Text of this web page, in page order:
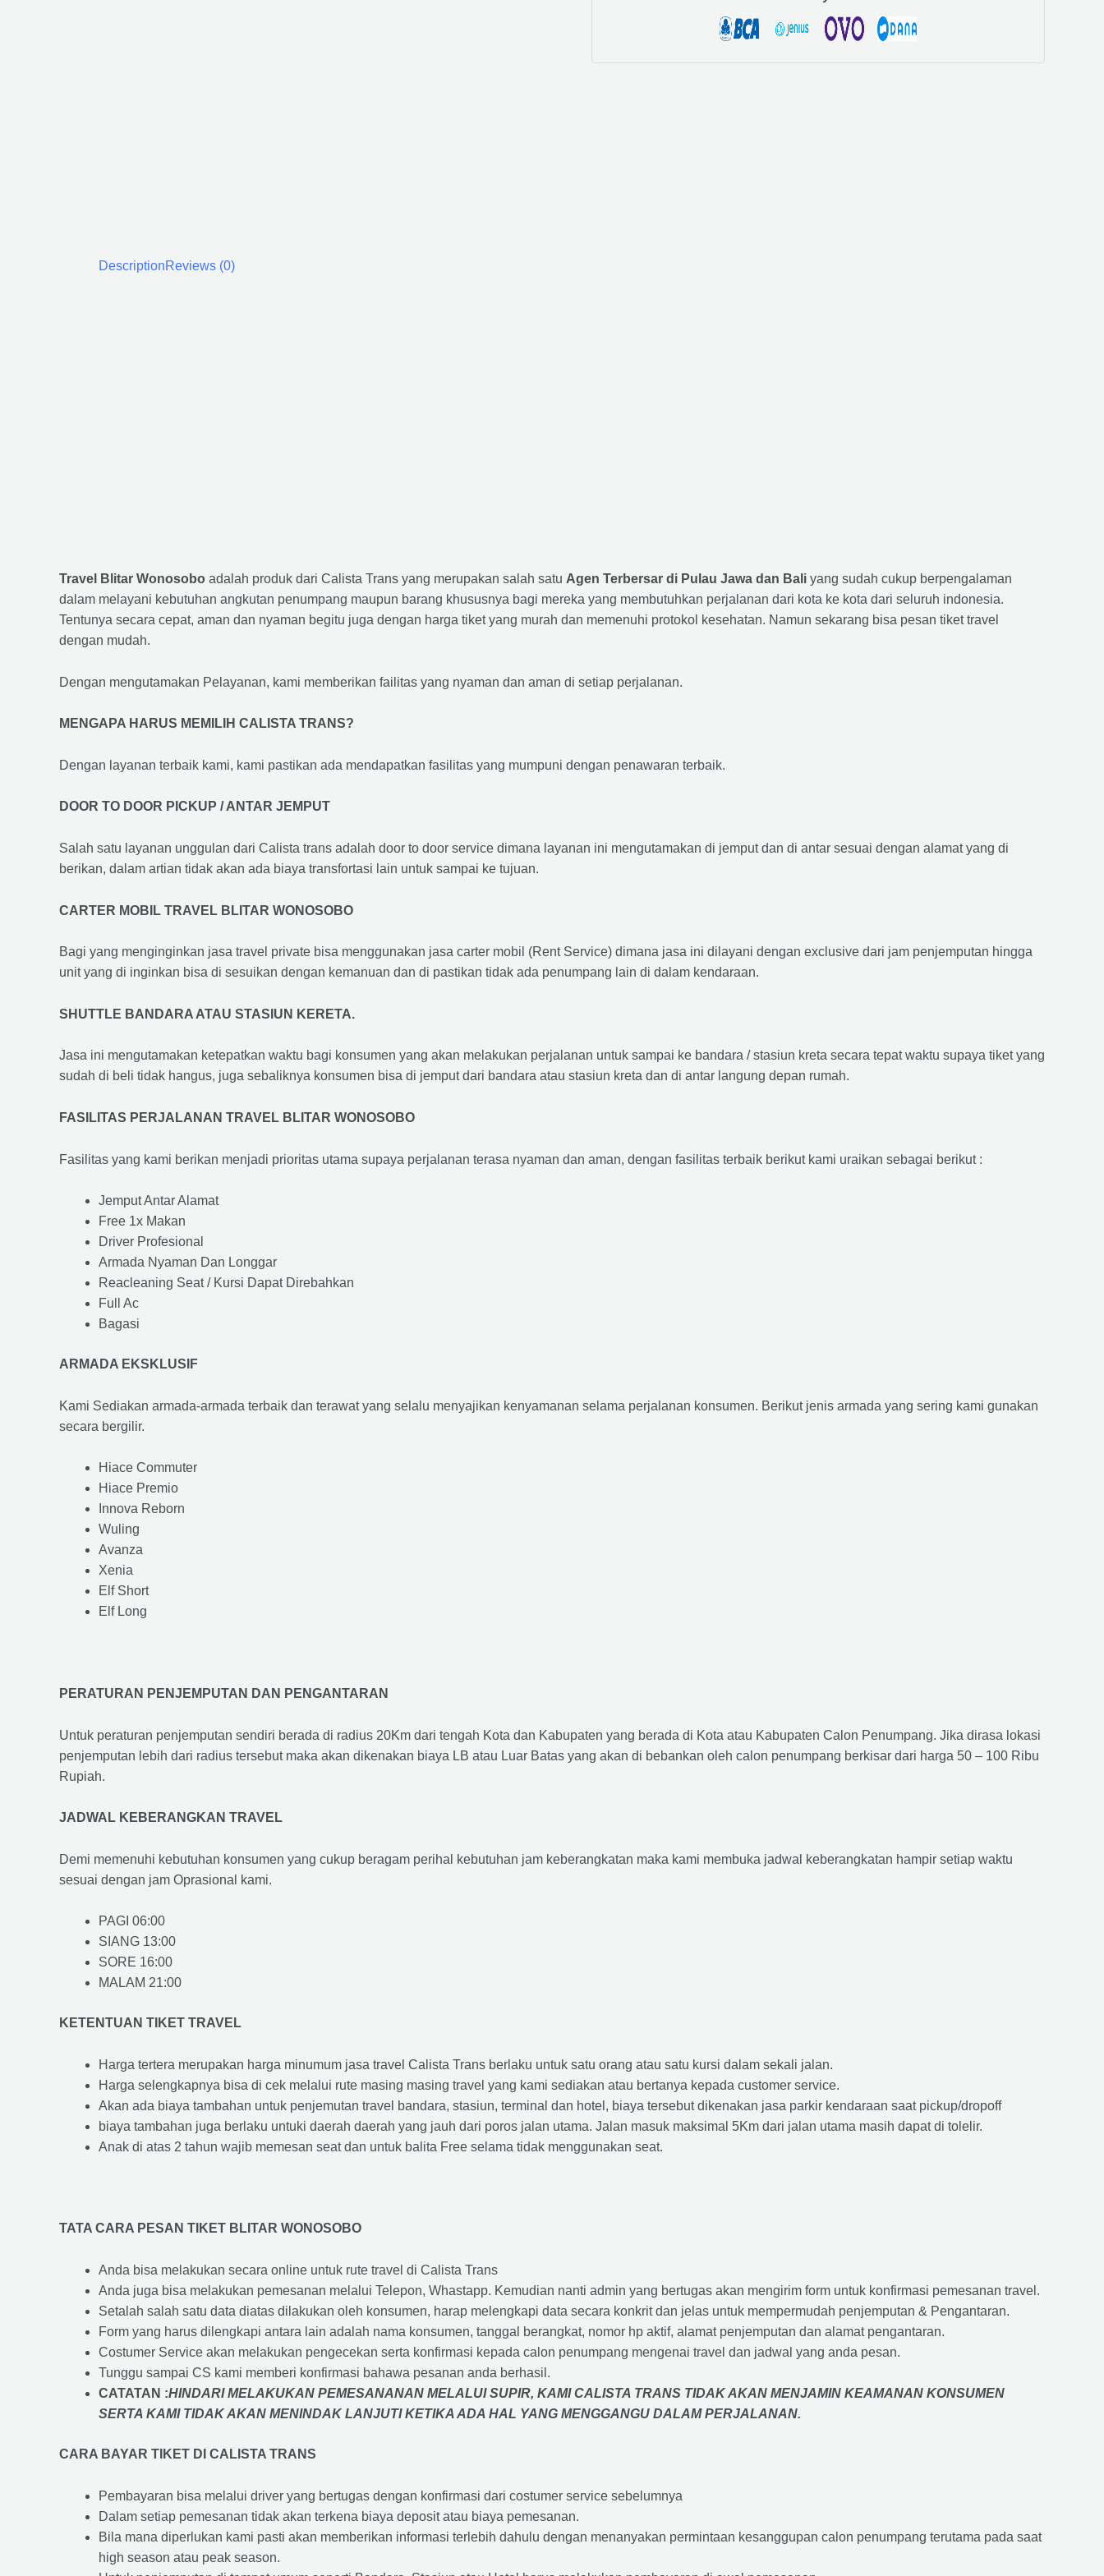
DescriptionReviews (0)
Travel Blitar Wonosobo adalah produk dari Calista Trans yang merupakan salah satu Agen Terbersar di Pulau Jawa dan Bali yang sudah cukup berpengalaman
dalam melayani kebutuhan angkutan penumpang maupun barang khususnya bagi mereka yang membutuhkan perjalanan dari kota ke kota dari seluruh indonesia.
Tentunya secara cepat, aman dan nyaman begitu juga dengan harga tiket yang murah dan memenuhi protokol kesehatan. Namun sekarang bisa pesan tiket travel
dengan mudah.
Dengan mengutamakan Pelayanan, kami memberikan failitas yang nyaman dan aman di setiap perjalanan.
MENGAPA HARUS MEMILIH CALISTA TRANS?
Dengan layanan terbaik kami, kami pastikan ada mendapatkan fasilitas yang mumpuni dengan penawaran terbaik.
DOOR TO DOOR PICKUP / ANTAR JEMPUT
Salah satu layanan unggulan dari Calista trans adalah door to door service dimana layanan ini mengutamakan di jemput dan di antar sesuai dengan alamat yang di
berikan, dalam artian tidak akan ada biaya transfortasi lain untuk sampai ke tujuan.
CARTER MOBIL TRAVEL BLITAR WONOSOBO
Bagi yang menginginkan jasa travel private bisa menggunakan jasa carter mobil (Rent Service) dimana jasa ini dilayani dengan exclusive dari jam penjemputan hingga
unit yang di inginkan bisa di sesuikan dengan kemanuan dan di pastikan tidak ada penumpang lain di dalam kendaraan.
SHUTTLE BANDARA ATAU STASIUN KERETA.
Jasa ini mengutamakan ketepatkan waktu bagi konsumen yang akan melakukan perjalanan untuk sampai ke bandara / stasiun kreta secara tepat waktu supaya tiket yang
sudah di beli tidak hangus, juga sebaliknya konsumen bisa di jemput dari bandara atau stasiun kreta dan di antar langung depan rumah.
FASILITAS PERJALANAN TRAVEL BLITAR WONOSOBO
Fasilitas yang kami berikan menjadi prioritas utama supaya perjalanan terasa nyaman dan aman, dengan fasilitas terbaik berikut kami uraikan sebagai berikut :
Jemput Antar Alamat
Free 1x Makan
Driver Profesional
Armada Nyaman Dan Longgar
Reacleaning Seat / Kursi Dapat Direbahkan
Full Ac
Bagasi
ARMADA EKSKLUSIF
Kami Sediakan armada-armada terbaik dan terawat yang selalu menyajikan kenyamanan selama perjalanan konsumen. Berikut jenis armada yang sering kami gunakan
secara bergilir.
Hiace Commuter
Hiace Premio
Innova Reborn
Wuling
Avanza
Xenia
Elf Short
Elf Long
PERATURAN PENJEMPUTAN DAN PENGANTARAN
Untuk peraturan penjemputan sendiri berada di radius 20Km dari tengah Kota dan Kabupaten yang berada di Kota atau Kabupaten Calon Penumpang. Jika dirasa lokasi
penjemputan lebih dari radius tersebut maka akan dikenakan biaya LB atau Luar Batas yang akan di bebankan oleh calon penumpang berkisar dari harga 50 – 100 Ribu
Rupiah.
JADWAL KEBERANGKAN TRAVEL
Demi memenuhi kebutuhan konsumen yang cukup beragam perihal kebutuhan jam keberangkatan maka kami membuka jadwal keberangkatan hampir setiap waktu
sesuai dengan jam Oprasional kami.
PAGI 06:00
SIANG 13:00
SORE 16:00
MALAM 21:00
KETENTUAN TIKET TRAVEL
Harga tertera merupakan harga minumum jasa travel Calista Trans berlaku untuk satu orang atau satu kursi dalam sekali jalan.
Harga selengkapnya bisa di cek melalui rute masing masing travel yang kami sediakan atau bertanya kepada customer service.
Akan ada biaya tambahan untuk penjemutan travel bandara, stasiun, terminal dan hotel, biaya tersebut dikenakan jasa parkir kendaraan saat pickup/dropoff
biaya tambahan juga berlaku untuki daerah daerah yang jauh dari poros jalan utama. Jalan masuk maksimal 5Km dari jalan utama masih dapat di tolelir.
Anak di atas 2 tahun wajib memesan seat dan untuk balita Free selama tidak menggunakan seat.
TATA CARA PESAN TIKET BLITAR WONOSOBO
Anda bisa melakukan secara online untuk rute travel di Calista Trans
Anda juga bisa melakukan pemesanan melalui Telepon, Whastapp. Kemudian nanti admin yang bertugas akan mengirim form untuk konfirmasi pemesanan travel.
Setalah salah satu data diatas dilakukan oleh konsumen, harap melengkapi data secara konkrit dan jelas untuk mempermudah penjemputan & Pengantaran.
Form yang harus dilengkapi antara lain adalah nama konsumen, tanggal berangkat, nomor hp aktif, alamat penjemputan dan alamat pengantaran.
Costumer Service akan melakukan pengecekan serta konfirmasi kepada calon penumpang mengenai travel dan jadwal yang anda pesan.
Tunggu sampai CS kami memberi konfirmasi bahawa pesanan anda berhasil.
CATATAN :HINDARI MELAKUKAN PEMESANANAN MELALUI SUPIR, KAMICALISTA TRANS TIDAK AKAN MENJAMIN KEAMANAN KONSUMEN
SERTA KAMI TIDAK AKAN MENINDAK LANJUTI KETIKA ADA HAL YANG MENGGANGU DALAM PERJALANAN.
CARA BAYAR TIKET DI CALISTA TRANS
Pembayaran bisa melalui driver yang bertugas dengan konfirmasi dari costumer service sebelumnya
Dalam setiap pemesanan tidak akan terkena biaya deposit atau biaya pemesanan.
Bila mana diperlukan kami pasti akan memberikan informasi terlebih dahulu dengan menanyakan permintaan kesanggupan calon penumpang terutama pada saat
high season atau peak season.